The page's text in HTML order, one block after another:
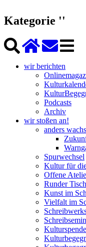
Kategorie ''
wir berichten
Podcasts
Archiv
wir stoßen an!
anders
Spurwechsel
Kultur für
Offene
Runder Tisch
Kunst im
Vielfalt im
Kulturspende